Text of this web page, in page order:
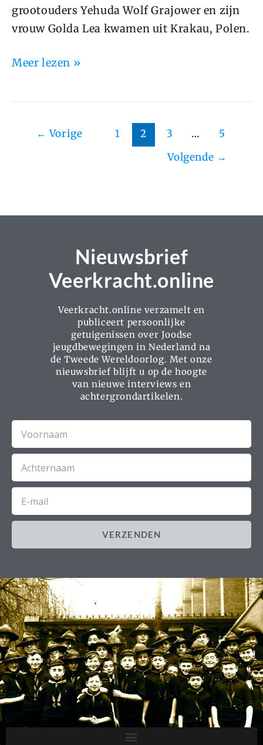
grootouders Yehuda Wolf Grajower en zijn
vrouw Golda Lea kwamen uit Krakau, Polen.
Meer lezen »
← Vorige 1 2 3 …
5
Volgende →
Nieuwsbrief
Veerkracht.online
Veerkracht.online verzamelt en
publiceert persoonlijke
getuigenissen over Joodse
jeugdbewegingen in Nederland na
de Tweede Wereldoorlog. Met onze
nieuwsbrief blijft u op de hoogte
van nieuwe interviews en
achtergrondartikelen.
Voornaam
Achternaam
mail
VERZENDEN